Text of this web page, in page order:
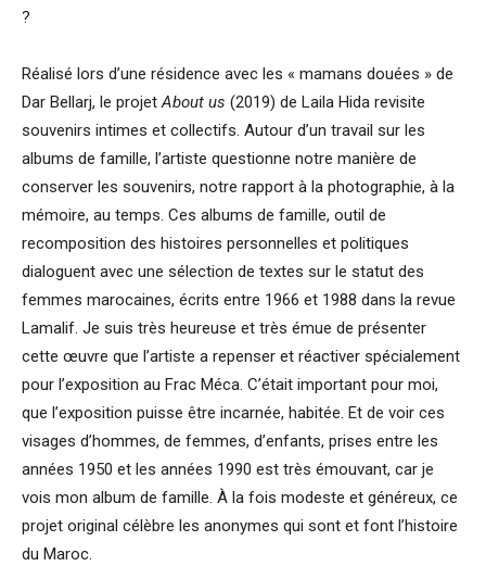
?
Réalisé lors d’une résidence avec les « mamans douées » de
Dar Bellarj, le projet About us (2019) de Laila Hida revisite
souvenirs intimes et collectifs. Autour d’un travail sur les
albums de famille, l’artiste questionne notre manière de
conserver les souvenirs, notre rapport à la photographie, à la
mémoire, au temps. Ces albums de famille, outil de
recomposition des histoires personnelles et politiques
dialoguent avec une sélection de textes sur le statut des
femmes marocaines, écrits entre 1966 et 1988 dans la revue
Lamalif. Je suis très heureuse et très émue de présenter
cette œuvre que l’artiste a repenser et réactiver spécialement
pour l’exposition au Frac Méca. C’était important pour moi,
que l’exposition puisse être incarnée, habitée. Et de voir ces
visages d’hommes, de femmes, d’enfants, prises entre les
années 1950 et les années 1990 est très émouvant, car je
vois mon album de famille. À la fois modeste et généreux, ce
projet original célèbre les anonymes qui sont et font l’histoire
du Maroc.